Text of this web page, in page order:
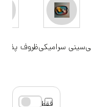
سینی‌ سرامیکیظروف